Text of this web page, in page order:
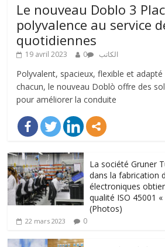
Le nouveau Doblo 3
polyvalence au service
quotidiennes
19 avril 2023 الكاتب 0
Polyvalent, spacieux, flexible et
chacun, le nouveau Doblò offre des
pour améliorer la conduite
La société Gruner
dans la fabrication
électroniques
qualité ISO 45001
(Photos)
22 mars 2023 0